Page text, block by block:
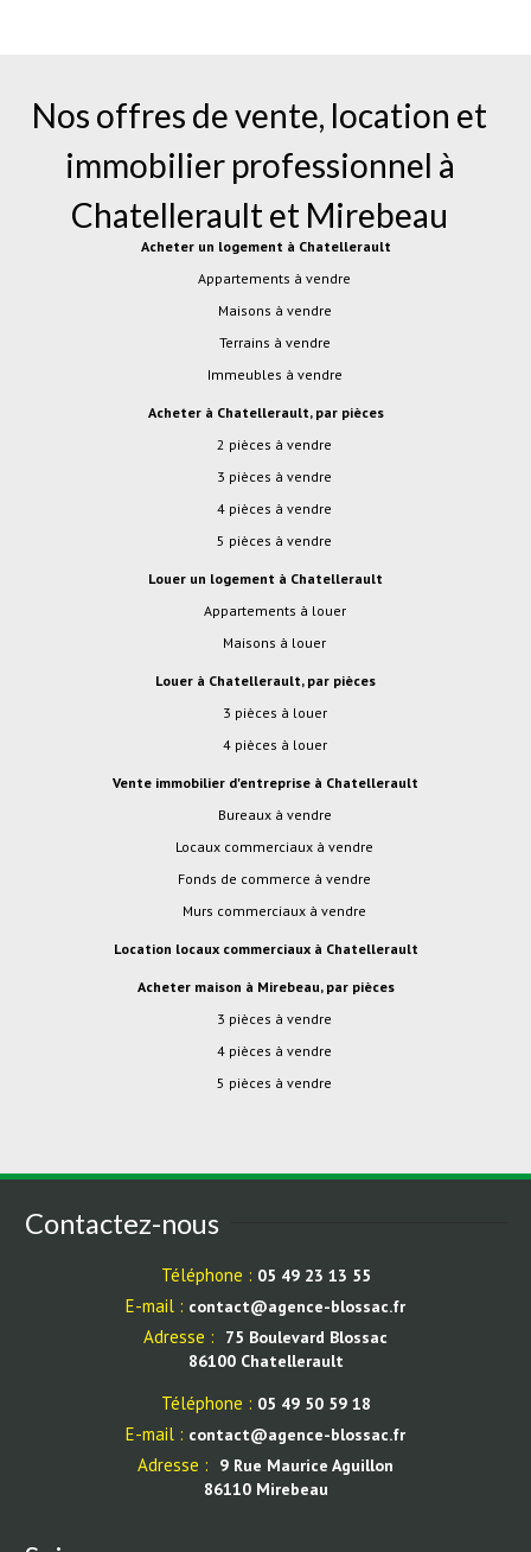
Nos offres de vente, location et
immobilier professionnel à
Chatelleraultet Mirebeau
Acheter un logement à Chatellerault
Appartements à vendre
Maisons à vendre
Terrains à vendre
Immeubles à vendre
Acheter à Chatellerault, par pièces
2 pièces à vendre
3 pièces à vendre
4 pièces à vendre
5 pièces à vendre
Louer un logement à Chatellerault
Appartements à louer
Maisons à louer
Louer à Chatellerault, par pièces
3 pièces à louer
4 pièces à louer
Vente immobilier d'entreprise à Chatellerault
Bureaux à vendre
Locaux commerciaux à vendre
Fonds de commerce à vendre
Murs commerciaux à vendre
Location locaux commerciaux à Chatellerault
Acheter maison à Mirebeau, par pièces
3 pièces à vendre
4 pièces à vendre
5 pièces à vendre
Contactez-nous
Téléphone : 05 49 23 13 55
E-mail : contact@agence-blossac.fr
Adresse :
75 Boulevard Blossac
86100 Chatellerault
Téléphone : 05 49 50 59 18
E-mail : contact@agence-blossac.fr
Adresse :
9 Rue Maurice Aguillon
86110 Mirebeau